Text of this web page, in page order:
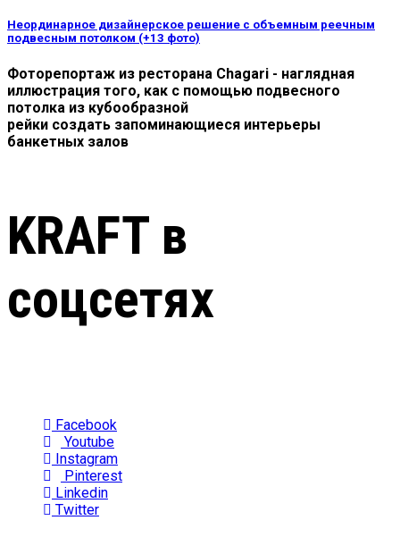
Неординарное дизайнерское решение с объемным реечным
подвесным потолком (+13 фото)
Фоторепортаж из ресторана Chagari - наглядная
иллюстрация того, как с помощью подвесного
потолка из кубообразной
рейки создать запоминающиеся интерьеры
банкетных залов
KRAFT в
соцсетях
Facebook
Youtube
Instagram
Pinterest
Linkedin
Twitter